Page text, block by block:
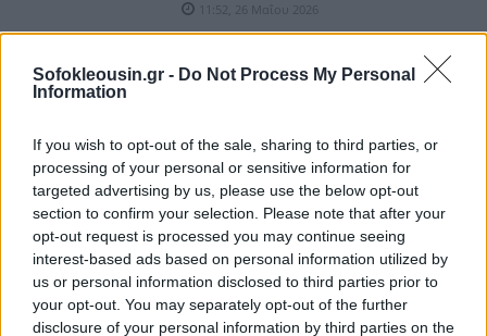
Sofokleousin.gr - Do Not Process My Personal
Information
If you wish to opt-out of the sale, sharing to third parties, or
processing of your personal or sensitive information for
targeted advertising by us, please use the below opt-out
section to confirm your selection. Please note that after your
opt-out request is processed you may continue seeing
interest-based ads based on personal information utilized by
us or personal information disclosed to third parties prior to
your opt-out. You may separately opt-out of the further
disclosure of your personal information by third parties on the
11:52, 26 Μαΐου 2026